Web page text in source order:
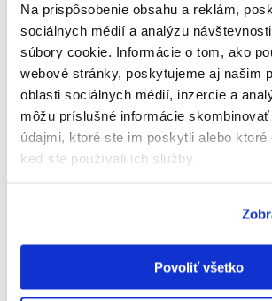
Na prispôsobenie obsahu a reklám,
sociálnych médií a analýzu
súbory cookie. Informácie o tom, ako
webové stránky, poskytujeme aj našim
oblasti sociálnych médií, inzercie a
môžu príslušné informácie
údajmi, ktoré ste im poskytli alebo ktoré
keď ste používali ich služby.
Povoliť všetko
NAPÍSAŤ RECENZIU
Popis
Urinary S / O Moderate Calorie UMC 34
Kompletným diétne krmivo pre mačky.
znížený obsah horčíka ho robí vhodným pre
kameňov a obmedzenie opakované tvorby
zloženie tiež napomáha pri liečbe ochorení
: Pred
CALORIE podávame 5 až 12 týždňov pre
kameňov a až 6 mesiacov na obmedzenie